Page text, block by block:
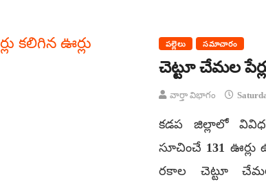
పల్లెలు సమాచారం
చెట్టూ చేమల
వార్తా విభాగం
కడప జిల్లాలో
సూచించే 131
రకాల చెట్టూ